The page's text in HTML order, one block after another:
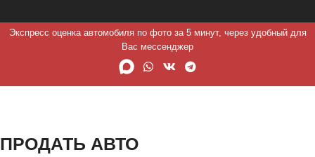
Экспресс оценка автомобиля по фото за 5 минут, через удобный для
Вас мессенджер
ПРОДАТЬ АВТО